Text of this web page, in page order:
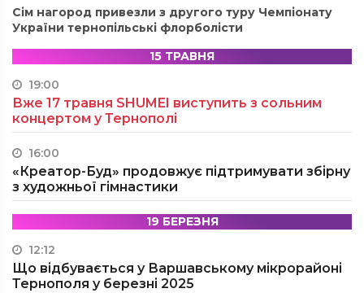
Сім нагород привезли з другого туру Чемпіонату
України тернопільські флорболісти
15 ТРАВНЯ
19:00
Вже 17 травня SHUMEI виступить з сольним
концертом у Тернополі
16:00
«Креатор-Буд» продовжує підтримувати збірну
з художньої гімнастики
19 БЕРЕЗНЯ
12:12
Що відбувається у Варшавському мікрорайоні
Тернополя у березні 2025